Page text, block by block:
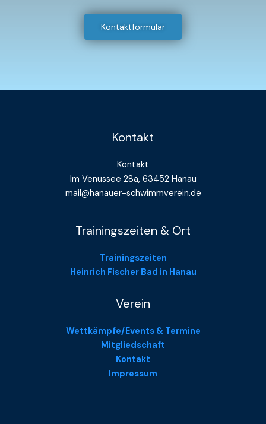
Kontaktformular
Kontakt
Kontakt
Im Venussee 28a, 63452 Hanau
mail@hanauer-schwimmverein.de
Trainingszeiten & Ort
Trainingszeiten
Heinrich Fischer Bad in Hanau
Verein
Wettkämpfe/Events & Termine
Mitgliedschaft
Kontakt
Impressum